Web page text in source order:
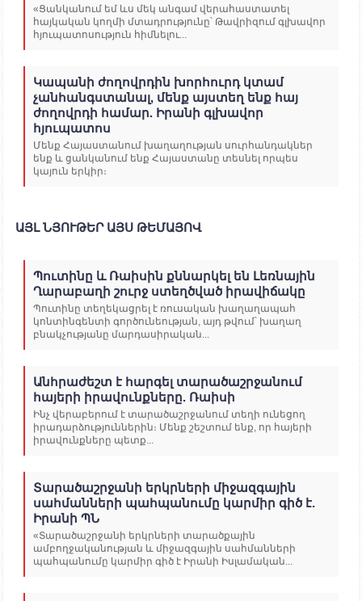
«Ցանկանում եմ ևս մեկ անգամ վերահաստատել
հայկական կողմի մտադրությունը՝ Թավրիզում գլխավոր
հյուպատոսություն հիմնելու...
Կապանի ժողովրդին խորհուրդ կտամ
չանհանգստանալ, մենք այստեղ ենք հայ
ժողովրդի համար. Իրանի գլխավոր
հյուպատոս
Մենք Հայաստանում խաղաղության սուրհանդակներ
ենք և ցանկանում ենք Հայաստանը տեսնել որպես
կայուն երկիր։
ԱՅԼ ՆՅՈՒԹԵՐ ԱՅՍ ԹԵՄԱՅՈՎ
Պուտինը և Ռաիսին քննարկել են Լեռնային
Ղարաբաղի շուրջ ստեղծված իրավիճակը
Պուտինը տեղեկացրել է ռուսական խաղաղապահ
կոնտինգենտի գործունեության, այդ թվում՝ խաղաղ
բնակչությանը մարդասիրական...
Անհրաժեշտ է հարգել տարածաշրջանում
հայերի իրավունքները. Ռաիսի
Ինչ վերաբերում է տարածաշրջանում տեղի ունեցող
իրադարձություններին։ Մենք շեշտում ենք, որ հայերի
իրավունքները պետք...
Տարածաշրջանի երկրների միջազգային
սահմանների պահպանումը կարմիր գիծ է.
Իրանի ՊՆ
«Տարածաշրջանի երկրների տարածքային
ամբողջականության և միջազգային սահմանների
պահպանումը կարմիր գիծ է Իրանի Իսլամական...